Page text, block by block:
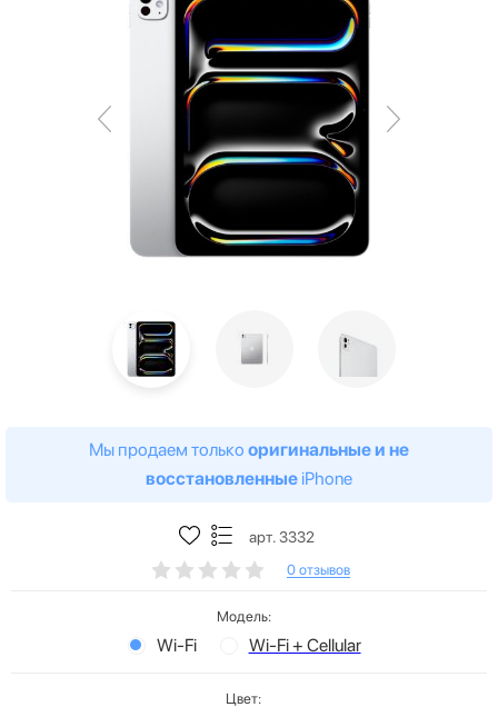
Мы продаем только оригинальные и не
восстановленные iPhone
арт. 3332
0 отзывов
Модель:
Wi-Fi Wi-Fi + Cellular
Цвет: